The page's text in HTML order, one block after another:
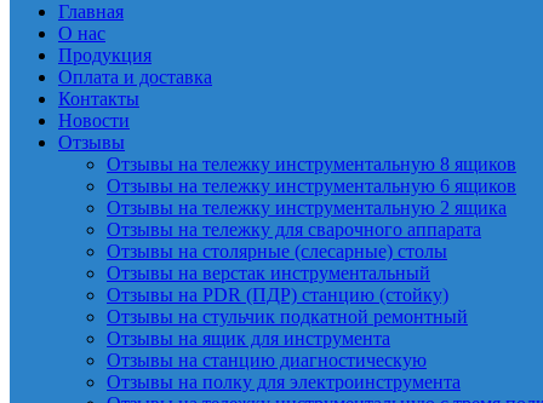
Главная
О нас
Продукция
Оплата и доставка
Контакты
Новости
Отзывы
Отзывы на тележку инструментальную 8 ящиков
Отзывы на тележку инструментальную 6 ящиков
Отзывы на тележку инструментальную 2 ящика
Отзывы на тележку для сварочного аппарата
Отзывы на столярные (слесарные) столы
Отзывы на верстак инструментальный
Отзывы на PDR (ПДР) станцию (стойку)
Отзывы на стульчик подкатной ремонтный
Отзывы на ящик для инструмента
Отзывы на станцию диагностическую
Отзывы на полку для электроинструмента